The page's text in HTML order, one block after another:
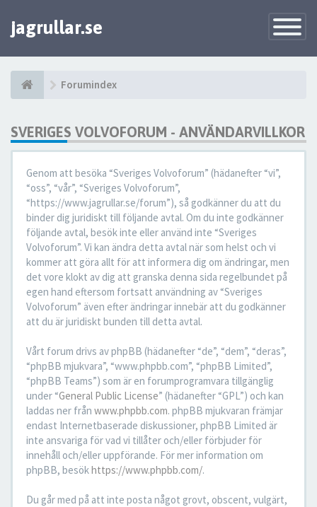
Toggle
jagrullar.se
Forumindex
SVERIGES VOLVOFORUM - ANVÄNDARVILLKOR
Genom att besöka “Sveriges Volvoforum” (hädanefter “vi”,
“oss”, “vår”, “Sveriges Volvoforum”,
“https://www.jagrullar.se/forum”), så godkänner du att du
binder dig juridiskt till följande avtal. Om du inte godkänner
följande avtal, besök inte eller använd inte “Sveriges
Volvoforum”. Vi kan ändra detta avtal när som helst och vi
kommer att göra allt för att informera dig om ändringar, men
det vore klokt av dig att granska denna sida regelbundet på
egen hand eftersom fortsatt användning av “Sveriges
Volvoforum” även efter ändringar innebär att du godkänner
att du är juridiskt bunden till detta avtal.
Vårt forum drivs av phpBB (hädanefter “de”, “dem”, “deras”,
“phpBB mjukvara”, “www.phpbb.com”, “phpBB Limited”,
“phpBB Teams”) som är en forumprogramvara tillgänglig
under “General Public License” (hädanefter “GPL”) och kan
laddas ner från www.phpbb.com. phpBB mjukvaran främjar
endast Internetbaserade diskussioner, phpBB Limited är
inte ansvariga för vad vi tillåter och/eller förbjuder för
innehåll och/eller uppförande. För mer information om
phpBB, besökhttps://www.phpbb.com/.
Du går med på att inte posta något grovt, obscent, vulgärt,